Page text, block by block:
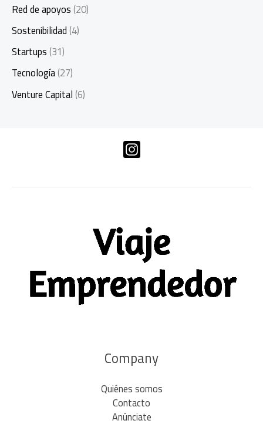
Red de apoyos(20)
Sostenibilidad(4)
Startups(31)
Tecnología(27)
Venture Capital(6)
Company
Quiénes somos
Contacto
Anúnciate